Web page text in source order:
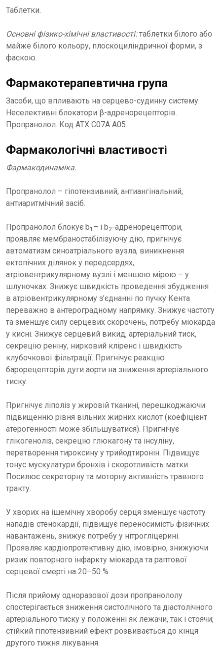
Таблетки.
Основні фізико-хімічні властивості:таблетки білого або
майже білого кольору, плоскоциліндричної форми, з
фаскою.
Фармакотерапевтична група
Засоби, що впливають на серцево-судинну систему.
Неселективні блокатори β-адренорецепторів.
Пропранолол. Код АТХ C07A A05.
Фармакологічні властивості
Фармакодинаміка.
Пропранолол – гіпотензивний, антиангінальний,
антиаритмічний засіб.
Пропранолол блокує b1 – і b2-адренорецептори,
проявляє мембраностабілізуючу дію, пригнічує
автоматизм синоатріального вузла, виникнення
ектопічних ділянок у передсердях,
атріовентрикулярному вузлі і меншою мірою – у
шлуночках. Знижує швидкість проведення збудження
в атріовентрикулярному з’єднанні по пучку Кента
переважно в антероградному напрямку. Знижує частоту
та зменшує силу серцевих скорочень, потребу міокарда
у кисні. Знижує серцевий викид, артеріальний тиск,
секрецію реніну, нирковий кліренс і швидкість
клубочкової фільтрації. Пригнічує реакцію
барорецепторів дуги аорти на зниження артеріального
тиску.
Пригнічує ліполіз у жировій тканині, перешкоджаючи
підвищенню рівня вільних жирних кислот (коефіцієнт
атерогенності може збільшуватися). Пригнічує
глікогеноліз, секрецію глюкагону та інсуліну,
перетворення тироксину у трийодтиронін. Підвищує
тонус мускулатури бронхів і скоротливість матки.
Посилює секреторну та моторну активність травного
тракту.
У хворих на ішемічну хворобу серця зменшує частоту
нападів стенокардії, підвищує переносимість фізичних
навантажень, знижує потребу у нітрогліцерині.
Проявляє кардіопротективну дію, імовірно, знижуючи
ризик повторного інфаркту міокарда та раптової
серцевої смерті на 20–50 %.
Після прийому одноразової дози пропранололу
спостерігається зниження систолічного та діастолічного
артеріального тиску у положенні як лежачи, так і стоячи;
стійкий гіпотензивний ефект розвивається до кінця
другого тижня лікування.